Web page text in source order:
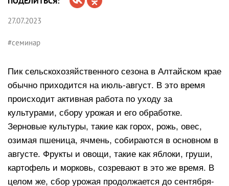
27.07.2023
#семинар
Пик сельскохозяйственного сезона в Алтайском крае
обычно приходится на июль-август. В это время
происходит активная работа по уходу за
культурами, сбору урожая и его обработке.
Зерновые культуры, такие как горох, рожь, овес,
озимая пшеница, ячмень, собираются в основном в
августе. Фрукты и овощи, такие как яблоки, груши,
картофель и морковь, созревают в это же время. В
целом же, сбор урожая продолжается до сентября-